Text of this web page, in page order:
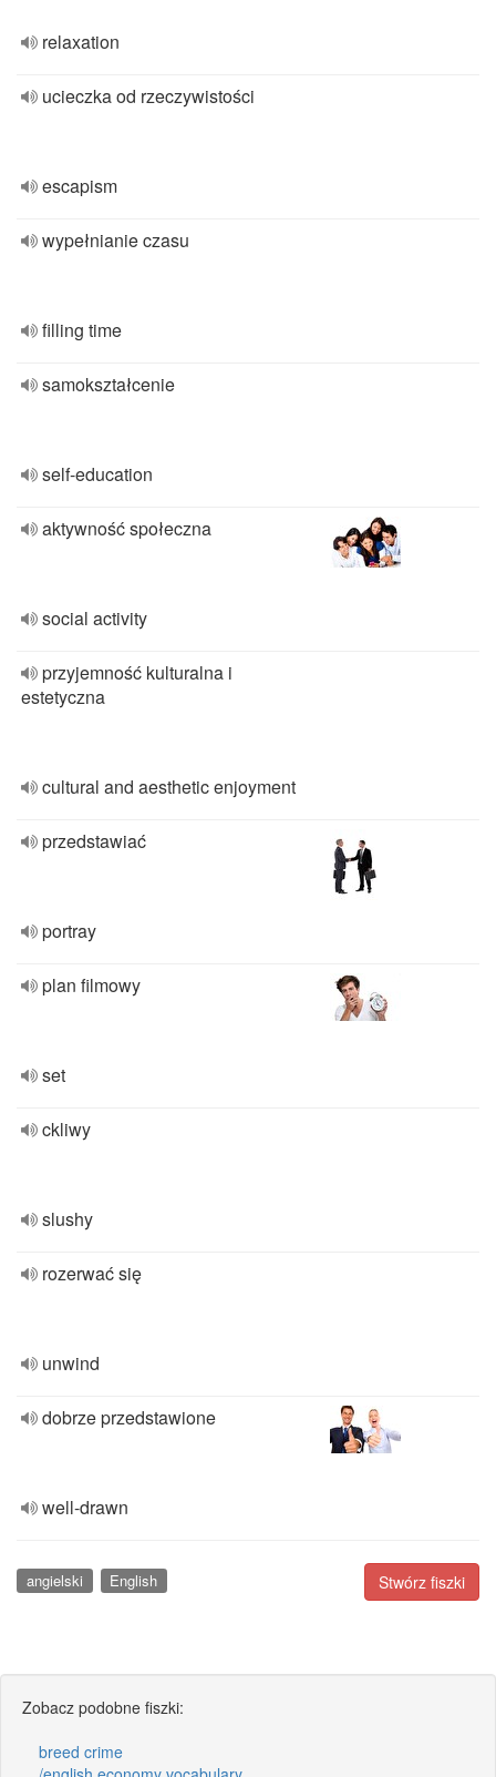
relaxation
ucieczka od rzeczywistości
escapism
wypełnianie czasu
filling time
samokształcenie
self-education
aktywność społeczna
social activity
przyjemność kulturalna i
estetyczna
cultural and aesthetic enjoyment
przedstawiać
portray
plan filmowy
set
ckliwy
slushy
rozerwać się
unwind
dobrze przedstawione
well-drawn
Stwórz fiszki
angielski English
Zobacz podobne fiszki:
breed crime